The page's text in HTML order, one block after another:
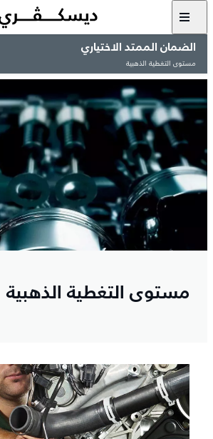
الضمان الممتد الاختياري
مستوى التغطية الذهبية
مستوى التغطية الذهبية